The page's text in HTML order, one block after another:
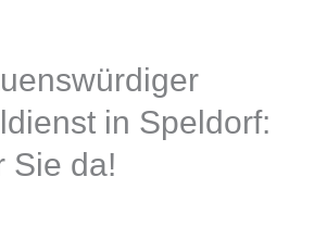
in Speldorf:
Sie da!